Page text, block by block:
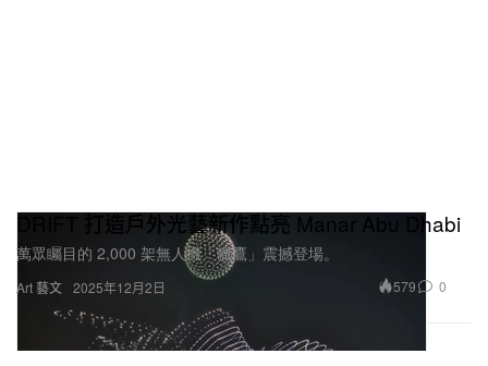
Art 藝文
DRIFT 打造戶外光藝新作點亮 Manar Abu Dhabi
萬眾矚目的 2,000 架無人機「獵鷹」震撼登場。
2025年12月2日 579 0